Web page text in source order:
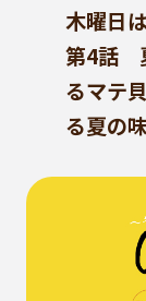
サー
立
うどん県
木曜日
第4話
るマテ
る夏の